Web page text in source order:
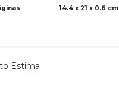
14.4 x 21 x 0.6 cm
Estima